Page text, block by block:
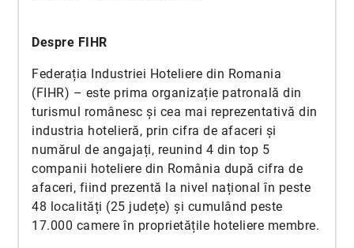
Despre FIHR
Federația Industriei Hoteliere din Romania
(FIHR) – este prima organizație patronală din
turismul românesc și cea mai reprezentativă din
industria hotelieră, prin cifra de afaceri și
numărul de angajați, reunind 4 din top 5
companii hoteliere din România după cifra de
afaceri, fiind prezentă la nivel național în peste
48 localități (25 județe) și cumulând peste
17.000 camere în proprietățile hoteliere membre.